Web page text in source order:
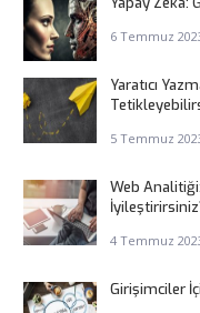
6 Temmuz
Yaratıcı
5 Temmuz
Web
4 Temmuz
Girişimciler